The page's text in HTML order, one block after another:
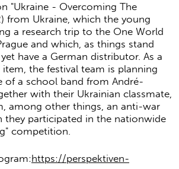
"Ukraine - Overcoming The
from Ukraine, which the young
a research trip to the One World
and which, as things stand
have a German distributor. As a
the festival team is planning
of a school band from André-
with their Ukrainian classmate,
among other things, an anti-war
they participated in the nationwide
competition.
https://perspektiven-